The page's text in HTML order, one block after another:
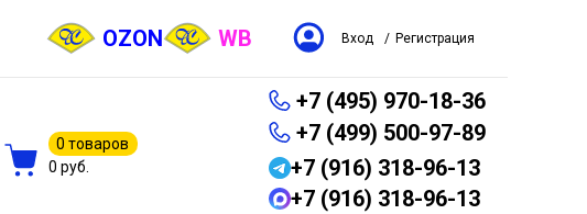
OZON WB Вход / Регистрация
0 товаров
0 руб.
+7 (495) 970-18-36
+7 (499) 500-97-89
+7 (916) 318-96-13
+7 (916) 318-96-13